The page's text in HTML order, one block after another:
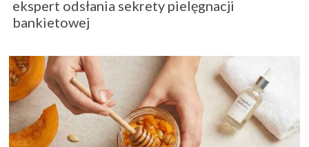
ekspert odsłania sekrety pielęgnacji
bankietowej